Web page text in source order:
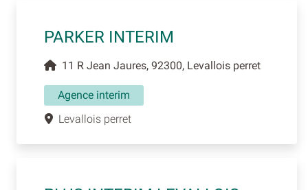
PARKER INTERIM
11 R Jean Jaures, 92300, Levallois perret
Agence interim
Levallois perret